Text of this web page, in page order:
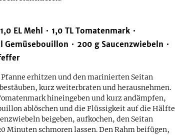
1,0 EL Mehl 1,0 TL Tomatenmark
Gemüsebouillon 200 g Saucenzwiebeln
erhitzen und den marinierten Seitan
kurz weiterbraten und herausnehmen.
hineingeben und kurz andämpfen,
ablöschen und die Flüssigkeit auf die Hälfte
beigeben, aufkochen, den Seitan
Minuten schmoren lassen. Den Rahm beifügen,